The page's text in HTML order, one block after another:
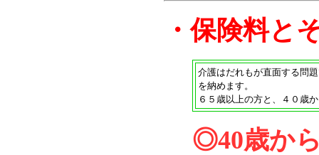
・保険料と
介護はだれもが直面する問
を納めます。
６５歳以上の方と、４０歳
◎40歳か